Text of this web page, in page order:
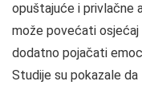
opuštajuće i privlačne
može povećati osjećaj
dodatno pojačati
Studije su pokazale